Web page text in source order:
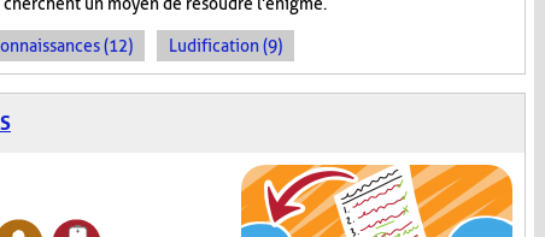
un moyen de résoudre l'énigme.
(12) Ludification (9)